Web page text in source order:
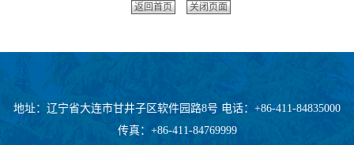
返回首页 关闭页面
地址：辽宁省大连市甘井子区软件园路8号 电话：+86-411-84835000
传真：+86-411-84769999